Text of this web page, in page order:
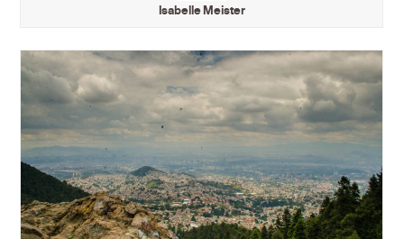
Isabelle Meister